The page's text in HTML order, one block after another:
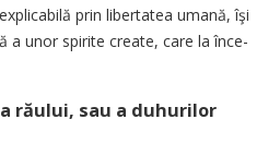
prin libertatea umană, îşi
a unor spirite crea­te, care la în­ce­
răului, sau a duhurilor